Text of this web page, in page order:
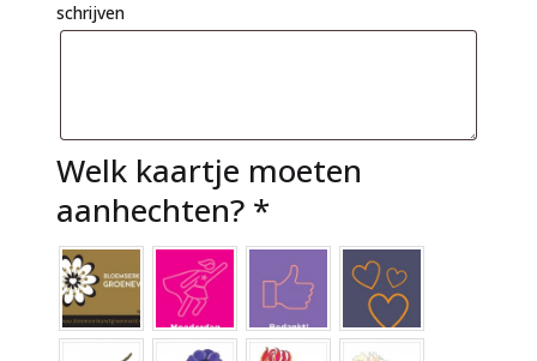
schrijven
Welk kaartje moeten
aanhechten? *